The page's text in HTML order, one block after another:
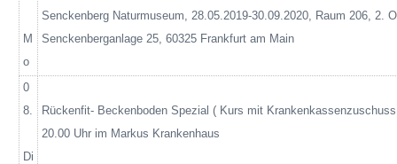
M
o
Senckenberg Naturmuseum, 28.05.2019-30.09.2020, Raum 206, 2.
Senckenberganlage 25, 60325 Frankfurt am Main
0
8.
Di
Rückenfit- Beckenboden Spezial ( Kurs mit
20.00 Uhr im Markus Krankenhaus